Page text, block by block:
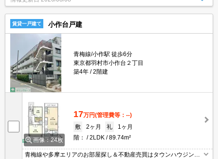
賃貸一戸建て 小作台戸建
青梅線/小作駅 徒歩6分
東京都羽村市小作台２丁目
築4年
2階建
画像：24枚
17万円(管理費等：--)
敷
2ヶ月 礼
1ヶ月
階：
2LDK 89.74m²
青梅線や多摩エリアのお部屋探し＆不動産売買はタウンハウジング